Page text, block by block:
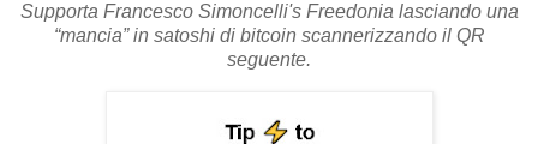
Supporta Francesco Simoncelli's Freedonia lasciando una
“mancia” in satoshi di bitcoin scannerizzando il QR
seguente.